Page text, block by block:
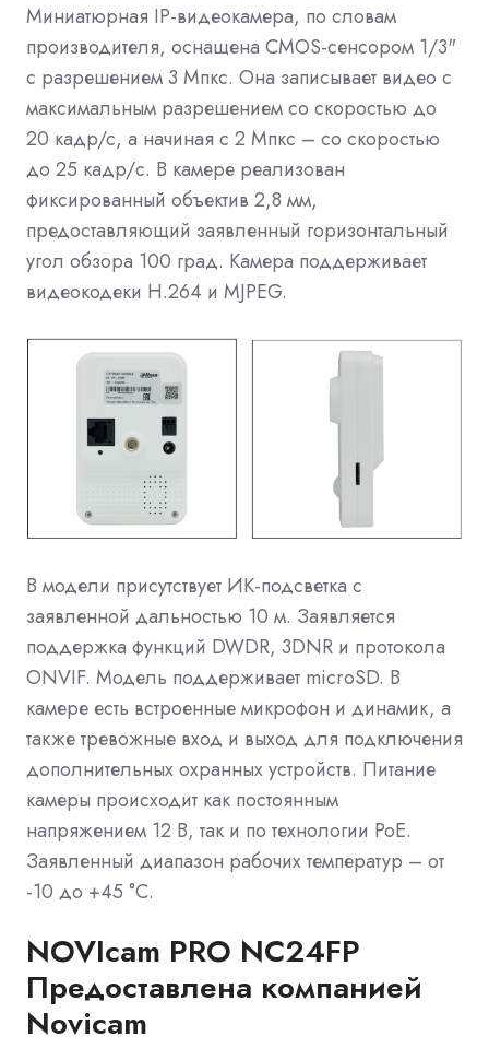
Миниатюрная IP-видеокамера, по словам
производителя, оснащена CMOS-сенсором 1/3"
с разрешением 3 Мпкс. Она записывает видео с
максимальным разрешением со скоростью до
20 кадр/с, а начиная с 2 Мпкс – со скоростью
до 25 кадр/c. В камере реализован
фиксированный объектив 2,8 мм,
предоставляющий заявленный горизонтальный
угол обзора 100 град. Камера поддерживает
видеокодеки H.264 и MJPEG.
В модели присутствует ИК-подсветка с
заявленной дальностью 10 м. Заявляется
поддержка функций DWDR, 3DNR и протокола
ONVIF. Модель поддерживает microSD. В
камере есть встроенные микрофон и динамик, а
такжетревожные вход и выход для подключения
дополнительных охранных устройств. Питание
камеры происходит как постоянным
напряжением 12 В, так и по технологии PoE.
Заявленный диапазон рабочих температур – от
-10 до +45 °C.
NOVIcam PRO NC24FP
Предоставлена компанией
Novicam